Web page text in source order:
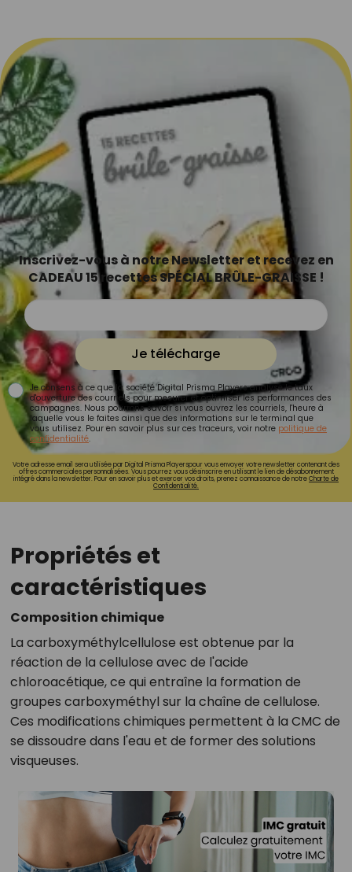
Inscrivez-vous à notre Newsletter et recevez en
CADEAU 15 recettes SPÉCIAL BRÛLE-GRAISSE !
Je télécharge
Je consens à ce que la société Digital Prisma Players analyse le taux
d'ouverture des courriels pour mesurer et optimiser les performances des
campagnes. Nous pourrons savoir si vous ouvrez les courriels, l'heure à
laquelle vous le faites ainsi que des informations sur le terminal que
vous utilisez. Pour en savoir plus sur ces traceurs, voir notre politique de
confidentialité.
Votre adresse email sera utilisée par Digital Prisma Playerspour vous envoyer votre newsletter contenant des
offres commerciales personnalisées. Vous pourrez vous désinscrire en utilisant le lien de désabonnement
intégré dans la newsletter. Pour en savoir plus et exercer vos droits, prenez connaissance de notreCharte de
Confidentialité.
Propriétés et
caractéristiques
Composition chimique
La carboxyméthylcellulose est obtenue par la
réaction de la cellulose avec de l'acide
chloroacétique, ce qui entraîne la formation de
groupes carboxyméthyl sur la chaîne de cellulose.
Ces modifications chimiques permettent à la CMC de
se dissoudre dans l'eau et de former des solutions
visqueuses.